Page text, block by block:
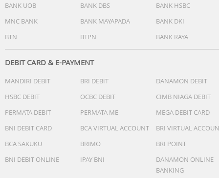
Indoor Weight
Outdoor Weight
: 23 kg
Product Series
: ZCY Series
AC Type: Split Standard / Wall Mounted
Auto Swing Louver: 2-Way Auto Swing
Anti Rust Evaporator: Gold Fin
tanyakan kepada Customer service untuk konfirmasi lebih lanjut
produk.
BANK UOB
BANK DBS
BANK HSBC
MNC BANK
BANK MAYAPADA
BANK DKI
BTN
BTPN BANK RAYA
DEBIT CARD & E-PAYMENT
MANDIRI DEBIT BRI DEBIT
DANAMON DEBIT
HSBC DEBIT
OCBC DEBIT
CIMB NIAGA DEBIT
PERMATA DEBIT
PERMATA ME
MEGA DEBIT CARD
BNI DEBIT CARD
BCA VIRTUAL ACCOUNT
BRI VIRTUAL
BCA SAKUKU
BRIMO
BRI POINT
BNI DEBIT ONLINE
IPAY BNI
DANAMON ONLINE
BANKING